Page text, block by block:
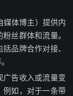
媒体博主）提供内
丝群体和流量。
品牌合作对接、
广告收入或流量变
例如，对于一条带